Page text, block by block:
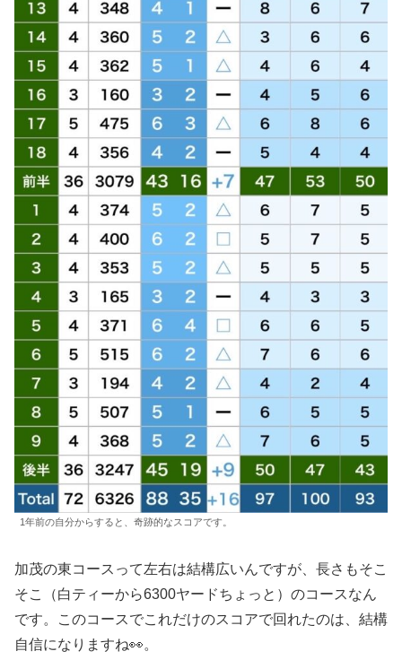
1年前の自分からすると、奇跡的なスコアです。
加茂の東コースって左右は結構広いんですが、長さもそこ
そこ（白ティーから6300ヤードちょっと）のコースなん
です。このコースでこれだけのスコアで回れたのは、結構
自信になりますね👀。